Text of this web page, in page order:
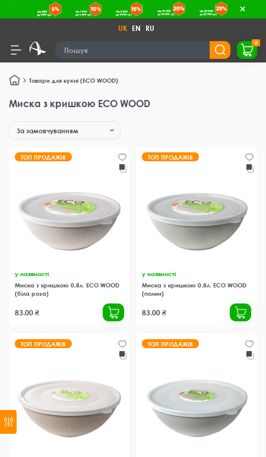
UK EN RU
0
Товари для кухні (ECO WOOD)
Миска з кришкою ECO WOOD
ТОП ПРОДАЖІВ
у наявності
Миска з кришкою 0,8л. ECO WOOD
(біла роза)
83.00 ₴
ТОП ПРОДАЖІВ
у наявності
Миска з кришкою 0,8л. ECO WOOD
(полин)
83.00 ₴
ТОП ПРОДАЖІВ ТОП ПРОДАЖІВ